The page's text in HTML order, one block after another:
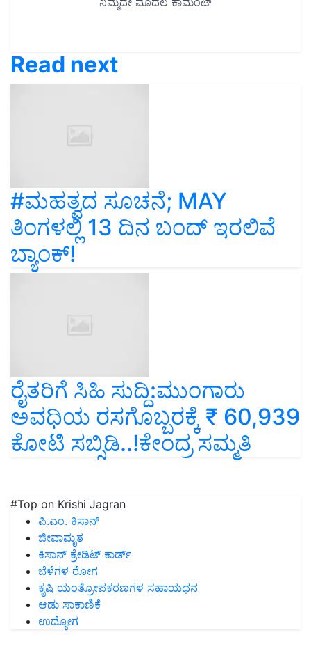
Read next
#ಮಹತ್ವದ ಸೂಚನೆ; MAY
ತಿಂಗಳಲ್ಲಿ 13 ದಿನ ಬಂದ್ ಇರಲಿವೆ
ಬ್ಯಾಂಕ್!
ರೈತರಿಗೆ ಸಿಹಿ ಸುದ್ದಿ:ಮುಂಗಾರು
ಅವಧಿಯ ರಸಗೊಬ್ಬರಕ್ಕೆ ₹ 60,939
ಕೋಟಿ ಸಬ್ಸಿಡಿ..!ಕೇಂದ್ರ ಸಮ್ಮತಿ
#Top on Krishi Jagran
ಪಿ.ಎಂ. ಕಿಸಾನ್
ಜೀವಾಮೃತ
ಕಿಸಾನ್ ಕ್ರೇಡಿಟ್ ಕಾರ್ಡ್
ಬೆಳೆಗಳ ರೋಗ
ಕೃಷಿ ಯಂತ್ರೋಪಕರಣಗಳ ಸಹಾಯಧನ
ಆಡು ಸಾಕಾಣಿಕೆ
ಉದ್ಯೋಗ